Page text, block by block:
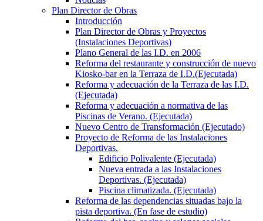
Plan Director de Obras
Introducción
Plan Director de Obras y Proyectos
(Instalaciones Deportivas)
Plano General de las I.D. en 2006
Reforma del restaurante y construcción de nuevo
Kiosko-bar en la Terraza de I.D.(Ejecutada)
Reforma y adecuación de la Terraza de las I.D.
(Ejecutada)
Reforma y adecuación a normativa de las
Piscinas de Verano. (Ejecutada)
Nuevo Centro de Transformación (Ejecutado)
Proyecto de Reforma de las Instalaciones
Deportivas.
Edificio Polivalente (Ejecutada)
Nueva entrada a las Instalaciones
Deportivas. (Ejecutada)
Piscina climatizada. (Ejecutada)
Reforma de las dependencias situadas bajo la
pista deportiva. (En fase de estudio)